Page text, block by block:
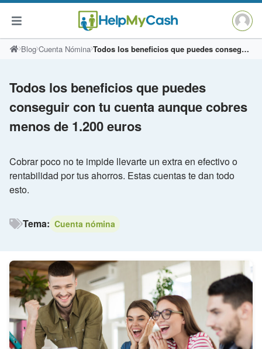
SaltarBlog Cuenta Nómina Todos los beneficios que puedes conseguir con tu cuenta aunque cobres menos de 1.200 euros
Todos los beneficios que puedes
conseguir con tu cuenta aunque cobres
menos de 1.200 euros
Cobrar poco no te impide llevarte un extra en efectivo o
rentabilidad por tus ahorros. Estas cuentas te dan todo
esto.
Tema: Cuenta nómina